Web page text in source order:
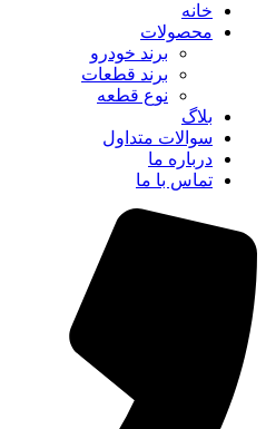
خانه
محصولات
برند خودرو
برند قطعات
نوع قطعه
بلاگ
سوالات متداول
درباره ما
تماس با ما